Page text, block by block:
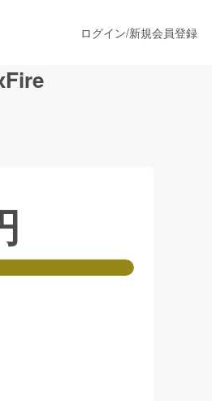
ログイン/新規会員登録